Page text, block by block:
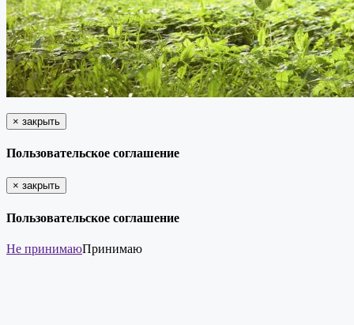
× закрыть
Пользовательское соглашение
× закрыть
Пользовательское соглашение
Не принимаюПринимаю